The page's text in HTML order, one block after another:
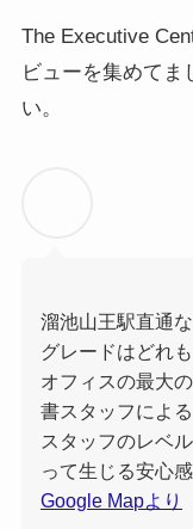
The Executive
ビューを集めてま
い。
溜池山王駅直通
グレードはどれ
オフィスの最大
書スタッフによ
スタッフのレベ
って生じる安心
Google Mapより